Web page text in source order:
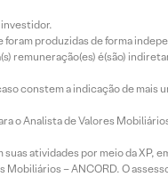
produzidas de forma
remuneração(es) é(são)
constem a indicação de mais
o Analista de Valores
atividades por meio da XP,
– ANCORD. O